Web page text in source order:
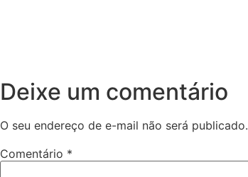
Deixe um comentário
O seu endereço de e-mail não será publicado.
Comentário *